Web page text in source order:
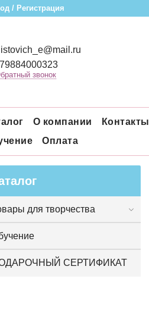
/ Регистрация
звонок
О компании Контакты
Оплата
для творчества
СЕРТИФИКАТ